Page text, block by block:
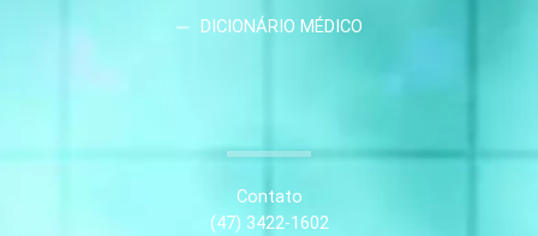
DICIONÁRIO MÉDICO
Contato
(47) 3422-1602